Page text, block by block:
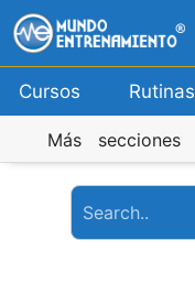
Saltar
al
contenido
Cursos Rutinas
Más secciones